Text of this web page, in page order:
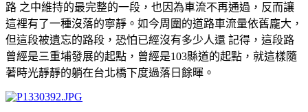
路 之中維持的最完整的一段，也因為車流不再通過，反而讓
這裡有了一種沒落的寧靜。如今周圍的道路車流量依舊龐大，
但這段被遺忘的路段，恐怕已經沒有多少人還 記得，這段路
曾經是三重埔發展的起點，曾經是103縣道的起點，就這樣隨
著時光靜靜的躺在台北橋下度過落日餘暉。